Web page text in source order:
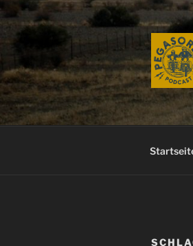
Zum
Inhalt
springen